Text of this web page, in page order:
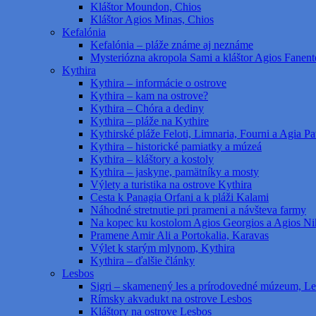
Kláštor Moundon, Chios
Kláštor Agios Minas, Chios
Kefalónia
Kefalónia – pláže známe aj neznáme
Mysteriózna akropola Sami a kláštor Agios
Kythira
Kythira – informácie o ostrove
Kythira – kam na ostrove?
Kythira – Chóra a dediny
Kythira – pláže na Kythire
Kythirské pláže Feloti, Limnaria, Fourni a Agia
Kythira – historické pamiatky a múzeá
Kythira – kláštory a kostoly
Kythira – jaskyne, pamätníky a mosty
Výlety a turistika na ostrove Kythira
Cesta k Panagia Orfani a k pláži Kalami
Náhodné stretnutie pri prameni a návšteva farmy
Na kopec ku kostolom Agios Georgios a Agios
Pramene Amir Ali a Portokalia, Karavas
Výlet k starým mlynom, Kythira
Kythira – ďalšie články
Lesbos
Sigri – skamenený les a prírodovedné múzeum,
Rímsky akvadukt na ostrove Lesbos
Kláštory na ostrove Lesbos